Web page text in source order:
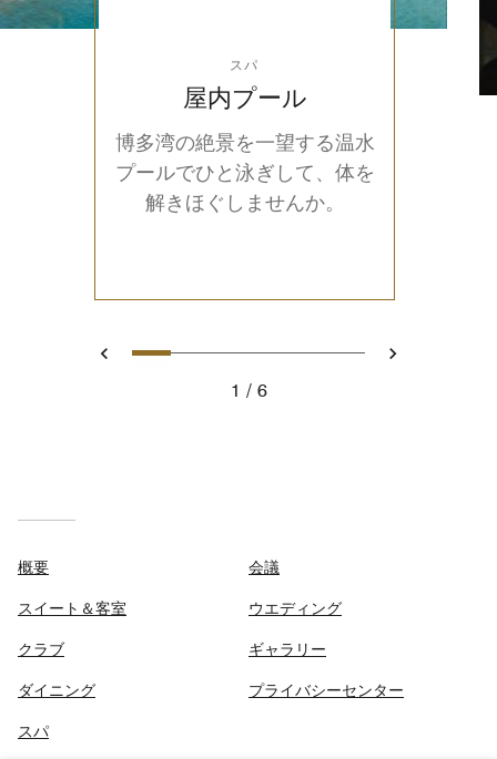
スパ
屋内プール
博多湾の絶景を一望する温水
プールでひと泳ぎして、体を
解きほぐしませんか。
戻る
1 2 3 4 5 6 次へ
1 6
概要
スイート＆客室
クラブ
ダイニング
スパ
会議
ウエディング
ギャラリー
プライバシーセンター